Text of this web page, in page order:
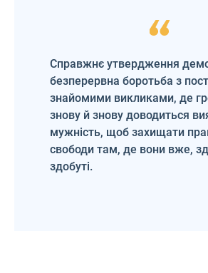
Справжнє утвердження
безперервна боротьба з
знайомими викликами, де
знову й знову доводиться
мужність, щоб захищати
свободи там, де вони вже,
здобуті.